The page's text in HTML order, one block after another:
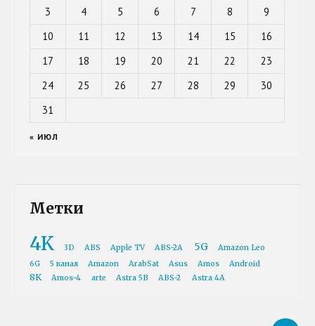
3
4 5 6 7 8
9
10
11 12 13 14 15
16
17
18 19 20 21 22
23
24
25 26 27 28 29
30
31
« ИЮЛ
Метки
4K 3D ABS Apple TV ABS-2A 5G
Amazon Leo
6G
5 канал Amazon ArabSat Asus Amos Android
8K Amos-4 arte Astra 5B ABS-2 Astra 4A